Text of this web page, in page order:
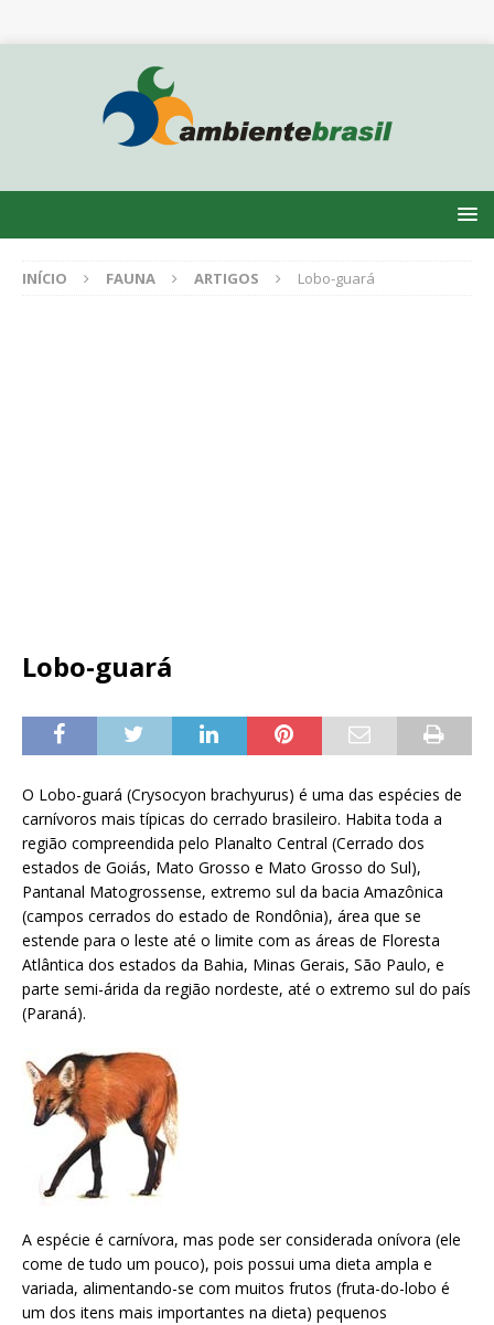
INÍCIO FAUNA ARTIGOS Lobo-guará
Lobo-guará
O Lobo-guará (Crysocyon brachyurus) é uma das espécies de
carnívoros mais típicas do cerrado brasileiro. Habita toda a
região compreendida pelo Planalto Central (Cerrado dos
estados de Goiás, Mato Grosso e Mato Grosso do Sul),
Pantanal Matogrossense, extremo sul da bacia Amazônica
(campos cerrados do estado de Rondônia), área que se
estende para o leste até o limite com as áreas de Floresta
Atlântica dos estados da Bahia, Minas Gerais, São Paulo, e
parte semi-árida da região nordeste, até o extremo sul do país
(Paraná).
A espécie é carnívora, mas pode ser considerada onívora (ele
come de tudo um pouco), pois possui uma dieta ampla e
variada, alimentando-se com muitos frutos (fruta-do-lobo é
um dos itens mais importantes na dieta) pequenos